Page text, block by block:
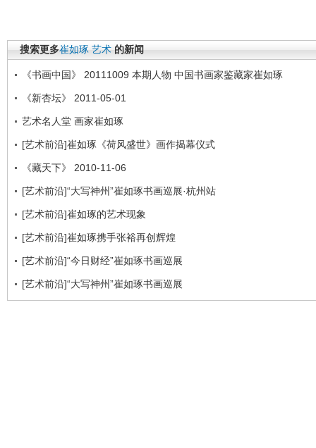
搜索更多崔如琢 艺术 的新闻
《书画中国》 20111009 本期人物 中国书画家鉴藏家崔如琢
《新杏坛》 2011-05-01
艺术名人堂 画家崔如琢
[艺术前沿]崔如琢《荷风盛世》画作揭幕仪式
《藏天下》 2010-11-06
[艺术前沿]“大写神州”崔如琢书画巡展·杭州站
[艺术前沿]崔如琢的艺术现象
[艺术前沿]崔如琢携手张裕再创辉煌
[艺术前沿]“今日财经”崔如琢书画巡展
[艺术前沿]“大写神州”崔如琢书画巡展